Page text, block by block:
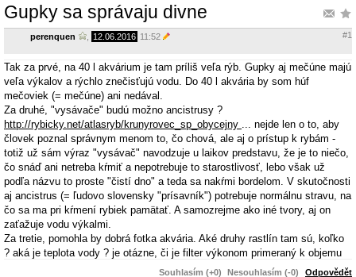
Gupky sa správaju divne
perenquen 12.06.2016 11:52 #1
Tak za prvé, na 40 l akvárium je tam príliš veľa rýb. Gupky aj mečúne majú
veľa výkalov a rýchlo znečisťujú vodu. Do 40 l akvária by som húf
mečoviek (= mečúne) ani nedával.
Za druhé, "vysávače" budú možno ancistrusy ?
http://rybicky.net/atlasryb/krunyrovec_sp_obycejny
... nejde len o to, aby
človek poznal správnym menom to, čo chová, ale aj o prístup k rybám -
totiž už sám výraz "vysávač" navodzuje u laikov predstavu, že je to niečo,
čo snáď ani netreba kŕmiť a nepotrebuje to starostlivosť, lebo však už
podľa názvu to proste "čistí dno" a teda sa nakŕmi bordelom. V skutočnosti
aj ancistrus (= ľudovo slovensky "prísavník") potrebuje normálnu stravu, na
čo sa ma pri kŕmení rybiek pamätať. A samozrejme ako iné tvory, aj on
zaťažuje vodu výkalmi.
Za tretie, pomohla by dobrá fotka akvária. Aké druhy rastlín tam sú, koľko
? aká je teplota vody ? je otázne, či je filter výkonom primeraný k objemu
Souhlasím (+0) Nesouhlasím (-0) Odpovědět